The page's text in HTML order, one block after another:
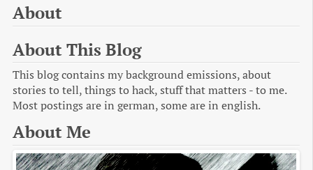
About
About This Blog
This blog contains my background emissions, about
stories to tell, things to hack, stuff that matters - to me.
Most postings are in german, some are in english.
About Me